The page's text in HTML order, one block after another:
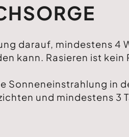
darauf, mindestens 4
kann. Rasieren ist
Sonneneinstrahlung in
und mindestens